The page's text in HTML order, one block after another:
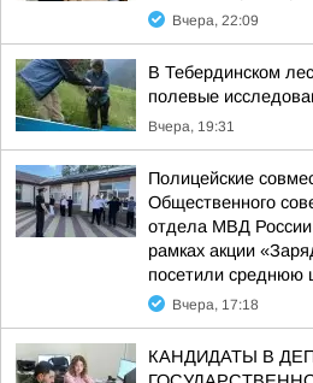
Вчера, 22:09
В Тебердинском
полевые
Вчера, 19:31
Полицейские
Общественного
отдела МВД
рамках акции
посетили среднюю
Вчера, 17:18
КАНДИДАТЫ В